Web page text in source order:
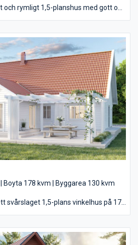
och rymligt 1,5-planshus med gott om
om plats att både umgås och vara
ligger ert ljusa vardagsrum
moderna köket och er stora
utrymme för förvaring i såväl hallen
klädvårdsrummet. Ert sovrum ligger
– skönt avskilt från ovanvåningens
eget hem i hemmet.
Boyta 178 kvm | Byggarea 130 kvm
svårslaget 1,5-plans vinkelhus på 178
så fort du kliver in genom
moderna köket med sin öppna